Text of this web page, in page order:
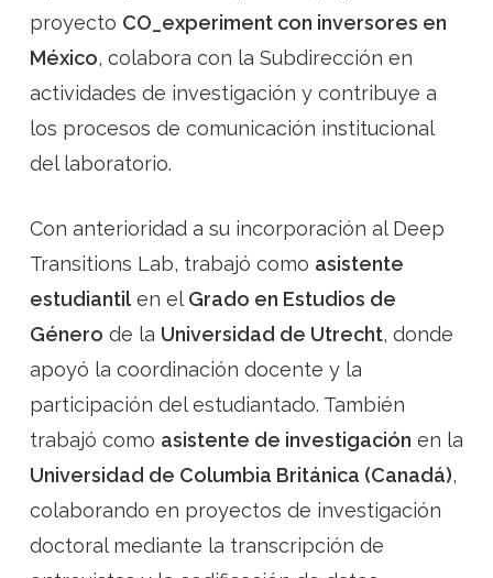
proyecto CO_experiment con inversores en
México, colabora con la Subdirección en
actividades de investigación y contribuye a
los procesos de comunicación institucional
del laboratorio.
Con anterioridad a su incorporación al Deep
Transitions Lab, trabajó como asistente
estudiantilen el Grado en Estudios de
Género de la Universidad de Utrecht, donde
apoyó la coordinación docente y la
participación del estudiantado. También
trabajó como asistente de investigación en la
Universidad de Columbia Británica (Canadá),
colaborando en proyectos de investigación
doctoral mediante la transcripción de